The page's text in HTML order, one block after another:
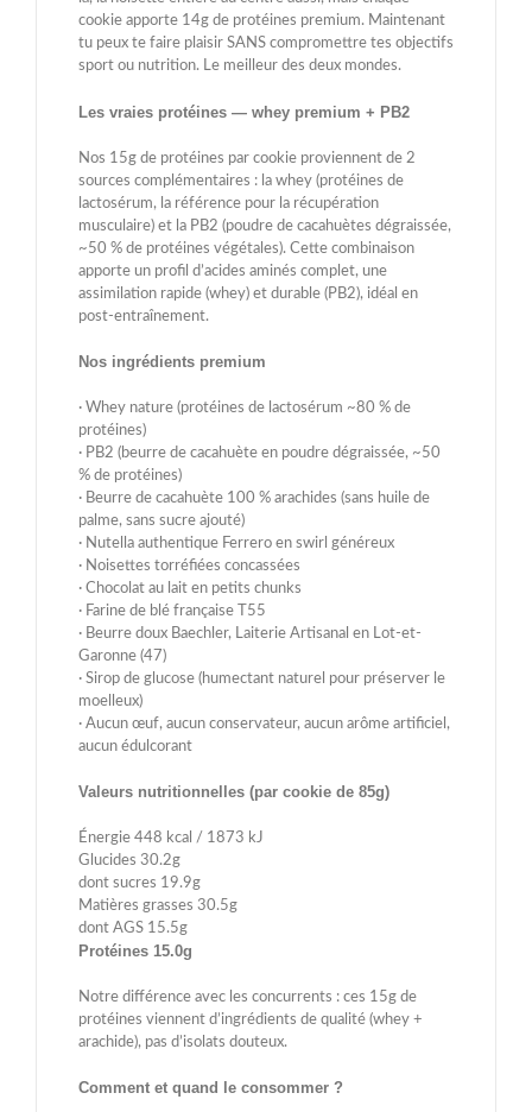
cookie apporte 14g de protéines premium. Maintenant
tu peux te faire plaisir SANS compromettre tes objectifs
sport ou nutrition. Le meilleur des deux mondes.
Les vraies protéines — whey premium + PB2
Nos 15g de protéines par cookie proviennent de 2
sources complémentaires : la whey (protéines de
lactosérum, la référence pour la récupération
musculaire) et la PB2 (poudre de cacahuètes dégraissée,
~50 % de protéines végétales). Cette combinaison
apporte un profil d’acides aminés complet, une
assimilation rapide (whey) et durable (PB2), idéal en
post-entraînement.
Nos ingrédients premium
· Whey nature (protéines de lactosérum ~80 % de
protéines)
· PB2 (beurre de cacahuète en poudre dégraissée, ~50
% de protéines)
· Beurre de cacahuète 100 % arachides (sans huile de
palme, sans sucre ajouté)
· Nutella authentique Ferrero en swirl généreux
· Noisettes torréfiées concassées
· Chocolat au lait en petits chunks
· Farine de blé française T55
· Beurre doux Baechler, Laiterie Artisanal en Lot-et-
Garonne (47)
· Sirop de glucose (humectant naturel pour préserver le
moelleux)
· Aucun œuf, aucun conservateur, aucun arôme artificiel,
aucun édulcorant
Valeurs nutritionnelles (par cookie de 85g)
Énergie 448 kcal / 1873 kJ
Glucides 30.2g
dont sucres 19.9g
Matières grasses 30.5g
dont AGS 15.5g
Protéines 15.0g
Notre différence avec les concurrents : ces 15g de
protéines viennent d’ingrédients de qualité (whey +
arachide), pas d’isolats douteux.
Comment et quand le consommer ?